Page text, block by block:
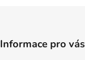
Informace pro vás